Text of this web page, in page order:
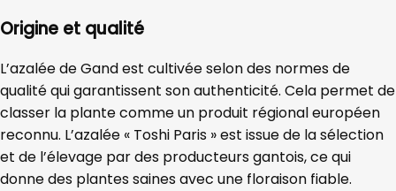
Origine et qualité
L’azalée de Gand est cultivée selon des normes de
qualité qui garantissent son authenticité. Cela permet de
classer la plante comme un produit régional européen
reconnu. L’azalée « Toshi Paris » est issue de la sélection
et de l’élevage par des producteurs gantois, ce qui
donne des plantes saines avec une floraison fiable.